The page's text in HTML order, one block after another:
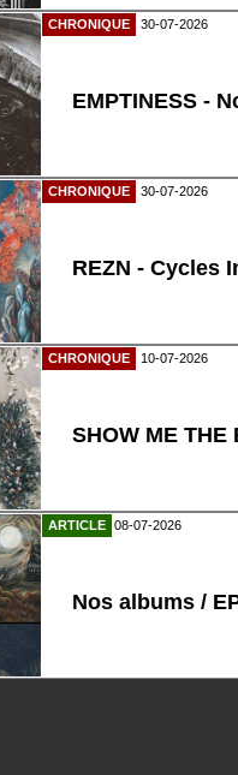
CHRONIQUE 30-07-2026
EMPTINESS -
CHRONIQUE 30-07-2026
REZN - Cycles
CHRONIQUE 10-07-2026
SHOW ME
ARTICLE 08-07-2026
Nos albums /